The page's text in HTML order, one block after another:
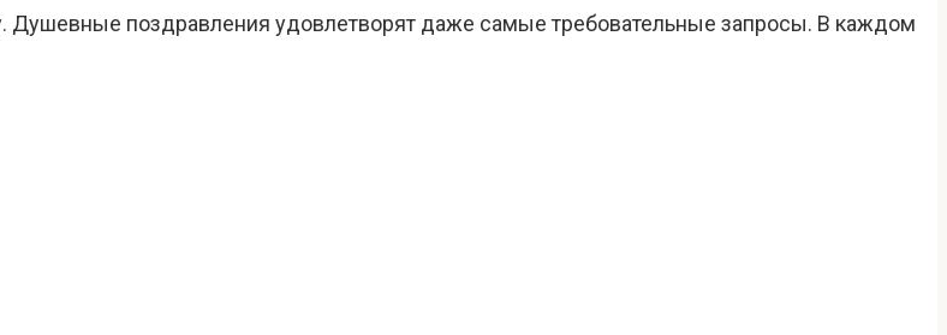
поздравления удовлетворят даже самые требовательные запросы. В каждом